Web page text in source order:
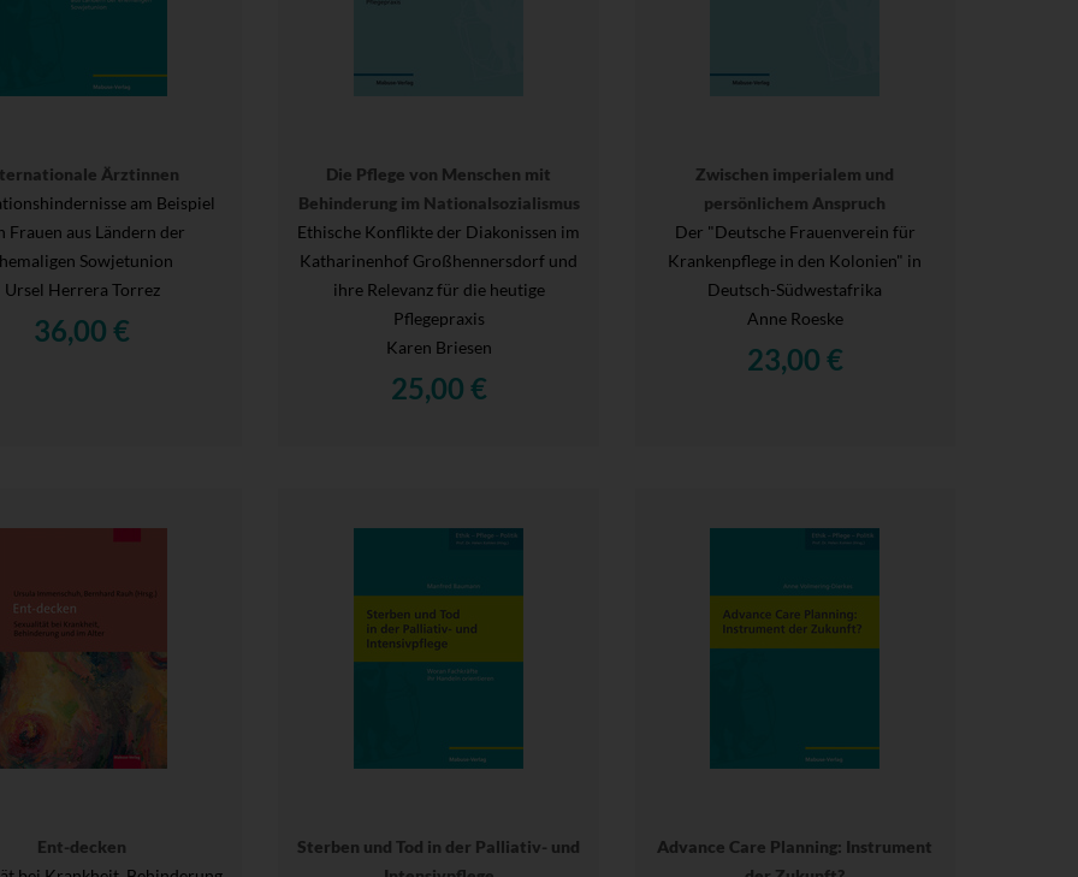
Ärztinnen
am Beispiel
Frauen aus Ländern der
Sowjetunion
Ursel Herrera Torrez
36,00 €
Die Pflege von Menschen mit
Behinderung im Nationalsozialismus
Ethische Konflikte der Diakonissen im
Katharinenhof Großhennersdorf und
ihre Relevanz für die heutige
Pflegepraxis
Karen Briesen
25,00 €
Zwischen imperialem und
persönlichem Anspruch
Der "Deutsche Frauenverein für
Krankenpflege in den Kolonien" in
Deutsch-Südwestafrika
Anne Roeske
23,00 €
Ent-decken
Sterben und Tod in der Palliativ- und
Advance Care Planning: Instrument